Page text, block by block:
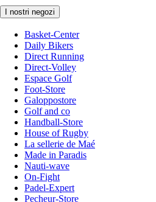
I nostri negozi
Basket-Center
Daily Bikers
Direct Running
Direct-Volley
Espace Golf
Foot-Store
Galoppostore
Golf and co
Handball-Store
House of Rugby
La sellerie de Maé
Made in Paradis
Nauti-wave
On-Fight
Padel-Expert
Pecheur-Store